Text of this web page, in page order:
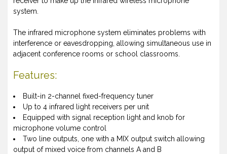
system.
The infrared microphone system eliminates problems with
interference or eavesdropping, allowing simultaneous use in
adjacent conference rooms or school classrooms.
Features:
Built-in 2-channel fixed-frequency tuner
Up to 4 infrared light receivers per unit
Equipped with signal reception light and knob for
microphone volume control
Two line outputs, one with a MIX output switch allowing
output of mixed voice from channels A and B